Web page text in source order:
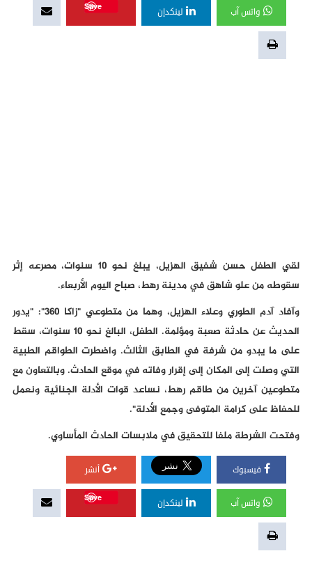
واتس آب لينكدإن
Save
لقي الطفل حسن شفيق الهزيل، يبلغ نحو 10 سنوات، مصرعه إثر
سقوطه من علو شاهق في مدينة رهط، صباح اليوم الأربعاء.
وآفاد آدم الطوري وعلاء الهزيل، وهما من متطوعي "زاكا 360": "يدور
الحديث عن حادثة صعبة ومؤلمة. الطفل، البالغ نحو 10 سنوات، سقط
على ما يبدو من شرفة في الطابق الثالث. واضطرت الطواقم الطبية
التي وصلت إلى المكان إلى إقرار وفاته في موقع الحادث. وبالتعاون مع
متطوعين آخرين من طاقم رهط، نساعد قوات الأدلة الجنائية ونعمل
للحفاظ على كرامة المتوفى وجمع الأدلة".
وفتحت الشرطة ملفا للتحقيق في ملابسات الحادث المأساوي.
فيسبوك أنشر
واتس آب لينكدإن
Save